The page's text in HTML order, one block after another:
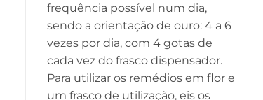
frequência possível num dia,
sendo a orientação de ouro: 4 a 6
vezes por dia, com 4 gotas de
cada vez do frasco dispensador.
Para utilizar os remédios em flor e
um frasco de utilização, eis os